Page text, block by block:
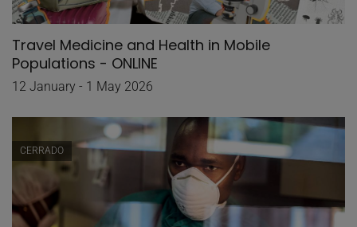
Travel Medicine and Health in Mobile
Populations - ONLINE
12 January - 1 May 2026
CERRADO